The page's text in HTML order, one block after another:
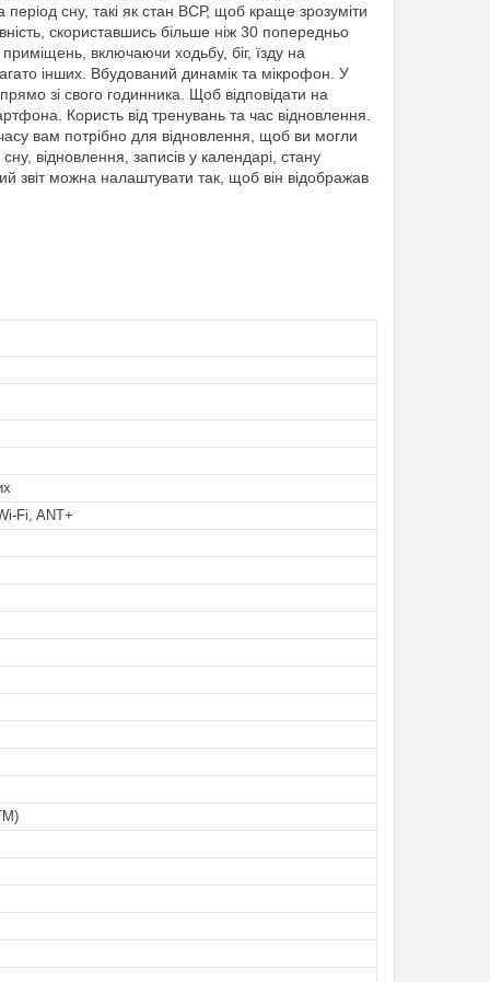
сну, такі як стан ВСР, щоб краще зрозуміти
скориставшись більше ніж 30 попередньо
включаючи ходьбу, біг, їзду на
інших. Вбудований динамік та мікрофон. У
зі свого годинника. Щоб відповідати на
Користь від тренувань та час відновлення.
вам потрібно для відновлення, щоб ви могли
відновлення, записів у календарі, стану
звіт можна налаштувати так, щоб він відображав
Fi, ANT+